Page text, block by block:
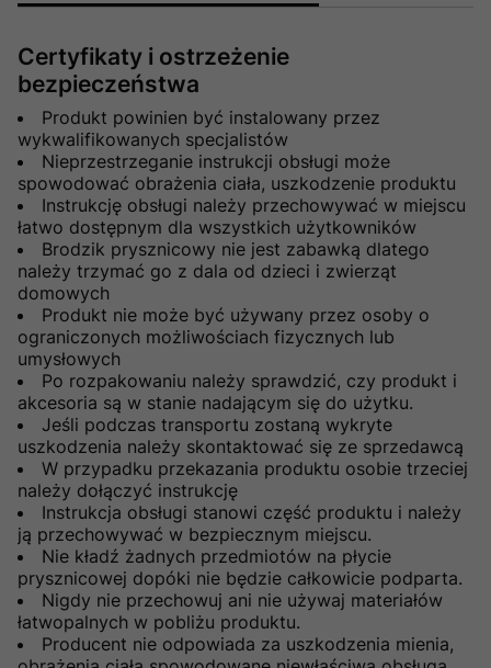
Certyfikaty i ostrzeżenie
bezpieczeństwa
Produkt powinien być instalowany przez
wykwalifikowanych specjalistów
Nieprzestrzeganie instrukcji obsługi może
spowodować obrażenia ciała, uszkodzenie produktu
Instrukcję obsługi należy przechowywać w miejscu
łatwo dostępnym dla wszystkich użytkowników
Brodzik prysznicowy nie jest zabawką dlatego
należy trzymać go z dala od dzieci i zwierząt
domowych
Produkt nie może być używany przez osoby o
ograniczonych możliwościach fizycznych lub
umysłowych
Po rozpakowaniu należy sprawdzić, czy produkt i
akcesoria są w stanie nadającym się do użytku.
Jeśli podczas transportu zostaną wykryte
uszkodzenia należy skontaktować się ze sprzedawcą
W przypadku przekazania produktu osobie trzeciej
należy dołączyć instrukcję
Instrukcja obsługi stanowi część produktu i należy
ją przechowywać w bezpiecznym miejscu.
Nie kładź żadnych przedmiotów na płycie
prysznicowej dopóki nie będzie całkowicie podparta.
Nigdy nie przechowuj ani nie używaj materiałów
łatwopalnych w pobliżu produktu.
Producent nie odpowiada za uszkodzenia mienia,